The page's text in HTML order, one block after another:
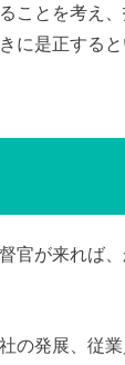
ことを考え
に是正する
官が来れば
の発展、従